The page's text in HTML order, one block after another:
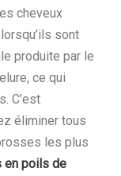
cheveux
sont
produite par le
ce qui
C’est
éliminer tous
les plus
en poils de